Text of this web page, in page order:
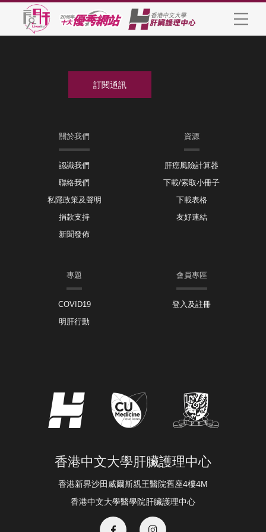
關於我們
認識我們
聯絡我們
私隱政策及聲明
捐款支持
新聞發佈
資源
肝癌風險計算器
下載/索取小冊子
下載表格
友好連結
專題
COVID19
明肝行動
會員專區
登入及註冊
香港中文大學肝臟護理中心
香港新界沙田威爾斯親王醫院舊座4樓4M
香港中文大學醫學院肝臟護理中心